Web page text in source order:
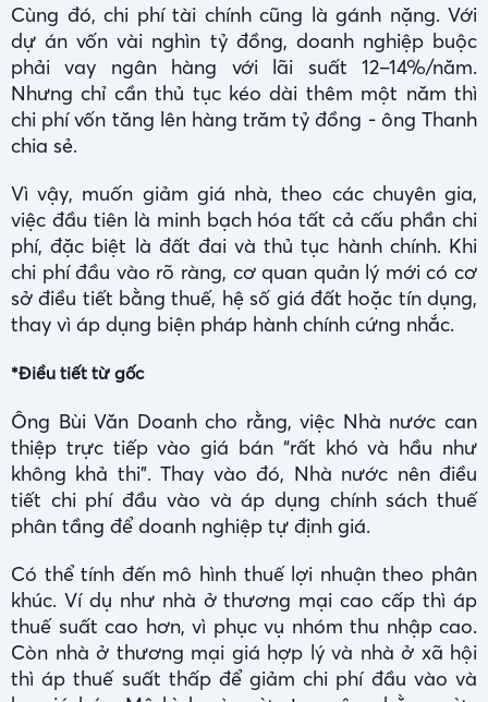
Cùng đó, chi phí tài chính cũng là gánh nặng. Với
dự án vốn vài nghìn tỷ đồng, doanh nghiệp buộc
phải vay ngân hàng với lãi suất 12–14%/năm.
Nhưng chỉ cần thủ tục kéo dài thêm một năm thì
chi phí vốn tăng lên hàng trăm tỷ đồng - ông Thanh
chia sẻ.
Vì vậy, muốn giảm giá nhà, theo các chuyên gia,
việc đầu tiên là minh bạch hóa tất cả cấu phần chi
phí, đặc biệt là đất đai và thủ tục hành chính. Khi
chi phí đầu vào rõ ràng, cơ quan quản lý mới có cơ
sở điều tiết bằng thuế, hệ số giá đất hoặc tín dụng,
thay vì áp dụng biện pháp hành chính cứng nhắc.
*Điều tiết từ gốc
Ông Bùi Văn Doanh cho rằng, việc Nhà nước can
thiệp trực tiếp vào giá bán “rất khó và hầu như
không khả thi”. Thay vào đó, Nhà nước nên điều
tiết chi phí đầu vào và áp dụng chính sách thuế
phân tầng để doanh nghiệp tự định giá.
Có thể tính đến mô hình thuế lợi nhuận theo phân
khúc. Ví dụ như nhà ở thương mại cao cấp thì áp
thuế suất cao hơn, vì phục vụ nhóm thu nhập cao.
Còn nhà ở thương mại giá hợp lý và nhà ở xã hội
thì áp thuế suất thấp để giảm chi phí đầu vào và